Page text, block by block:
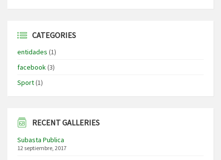
CATEGORIES
entidades (1)
facebook(3)
Sport(1)
RECENT GALLERIES
Subasta Publica
12 septiembre, 2017